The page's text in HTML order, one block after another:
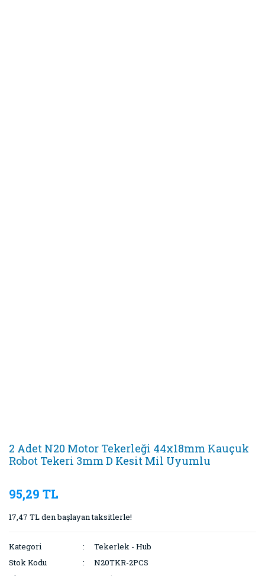
2 Adet N20 Motor Tekerleği 44x18mm Kauçuk
Robot Tekeri 3mm D Kesit Mil Uyumlu
95,29 TL
17,47 TL den başlayan taksitlerle!
Kategori
Tekerlek - Hub
Stok Kodu
N20TKR-2PCS